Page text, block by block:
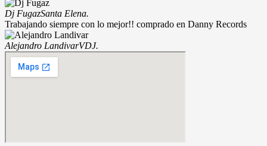
Dj FugazSanta Elena.
Trabajando siempre con lo mejor!! comprado en Danny Records
Alejandro LandivarVDJ.